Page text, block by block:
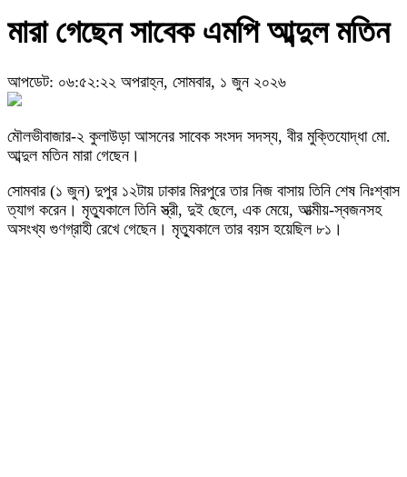
মারা গেছেন সাবেক এমপি আব্দুল মতিন
আপডেট: ০৬:৫২:২২ অপরাহ্ন, সোমবার, ১ জুন ২০২৬
মৌলভীবাজার-২ কুলাউড়া আসনের সাবেক সংসদ সদস্য, বীর মুক্তিযোদ্ধা মো.
আব্দুল মতিন মারা গেছেন।
সোমবার (১ জুন) দুপুর ১২টায় ঢাকার মিরপুরে তার নিজ বাসায় তিনি শেষ নিঃশ্বাস
ত্যাগ করেন। মৃত্যুকালে তিনি স্ত্রী, দুই ছেলে, এক মেয়ে, আত্মীয়-স্বজনসহ
অসংখ্য গুণগ্রাহী রেখে গেছেন। মৃত্যুকালে তার বয়স হয়েছিল ৮১।